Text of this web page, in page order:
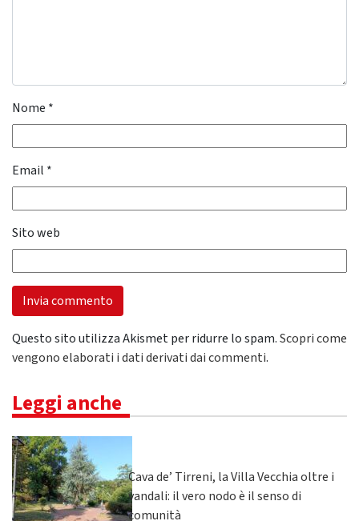
Nome *
Email *
Sito web
Questo sito utilizza Akismet per ridurre lo spam.Scopri come
vengono elaborati i dati derivati dai commenti.
Leggi anche
Cava de’ Tirreni, la Villa Vecchia oltre i
vandali: il vero nodo è il senso di
comunità